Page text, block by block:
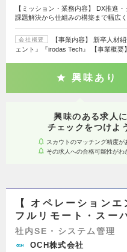
【ミッション・業務内容】 DX推進
課題解決から仕組みの構築まで幅広
会社概要
【事業内容】 新卒人材
ェント』『irodas Tech』 【事業概
興味あり
興味のある求人に
チェックをつけよ
スカウトのマッチング精度が
その求人への合格可能性がわ
【 オペレーション
フルリモート・スー
社内SE・システム管理
OCH株式会社